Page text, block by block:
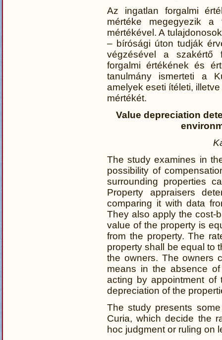
Az ingatlan forgalmi
mértéke megegyezik a
mértékével. A
– bírósági úton tudják
végzésével a szakértő
forgalmi értékének és
tanulmány ismerteti a
amelyek eseti ítéleti,
mértékét.
Value depreciation
The study examines in
possibility of
surrounding properties
Property appraisers
comparing it with data
They also apply the cost-
value of the property is
from the property. The
property shall be equal to
the owners. The owners
means in the absence
acting by appointment of
depreciation of the
The study presents
Curia, which decide the
hoc judgment or ruling on